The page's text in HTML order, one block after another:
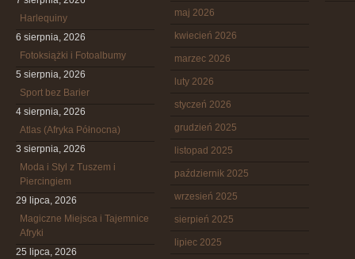
Harlequiny
6 sierpnia, 2026
Fotoksiążki i Fotoalbumy
5 sierpnia, 2026
Sport bez Barier
4 sierpnia, 2026
Atlas (Afryka Północna)
3 sierpnia, 2026
Moda i Styl z Tuszem i
Piercingiem
29 lipca, 2026
Magiczne Miejsca i Tajemnice
Afryki
25 lipca, 2026
maj 2026
kwiecień 2026
marzec 2026
luty 2026
styczeń 2026
grudzień 2025
listopad 2025
październik 2025
wrzesień 2025
sierpień 2025
lipiec 2025